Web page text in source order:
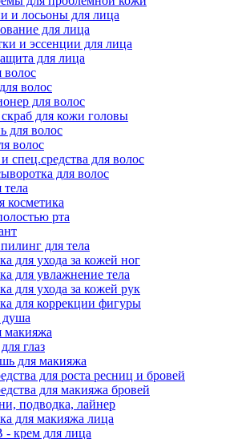
и лосьоны для лица
для лица
и эссенции для лица
для лица
волос
волос
для волос
для кожи головы
для волос
волос
спец.средства для волос
для волос
косметика
рта
для тела
для ухода за кожей ног
для увлажнение тела
для ухода за кожей рук
для коррекции фигуры
душа
макияжа
глаз
для макияжа
для роста ресниц и бровей
для макияжа бровей
подводка, лайнер
для макияжа лица
- крем для лица